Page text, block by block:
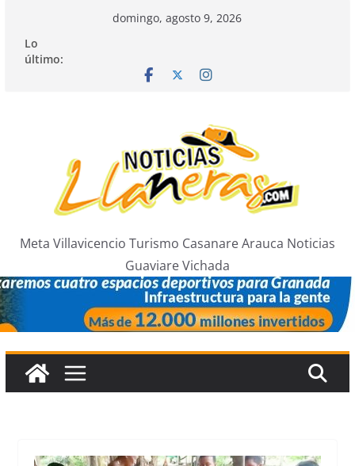
contenido
domingo, agosto 9, 2026
Lo
último:
Meta Villavicencio Turismo Casanare Arauca Noticias
Guaviare Vichada